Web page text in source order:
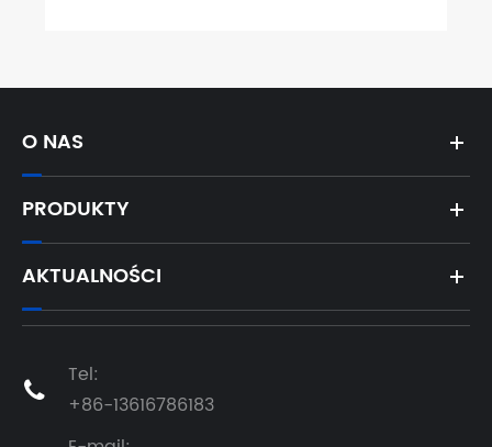
O NAS
PRODUKTY
AKTUALNOŚCI

Tel:
+86-13616786183